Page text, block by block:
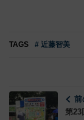
TAGS # 近藤智美
前
第23